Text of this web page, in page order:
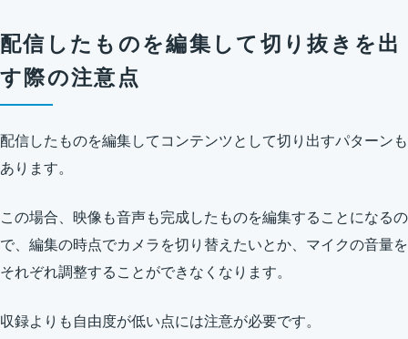
配信したものを編集して切り抜きを出
す際の注意点
配信したものを編集してコンテンツとして切り出すパターンも
あります。
この場合、映像も音声も完成したものを編集することになるの
で、編集の時点でカメラを切り替えたいとか、マイクの音量を
それぞれ調整することができなくなります。
収録よりも自由度が低い点には注意が必要です。